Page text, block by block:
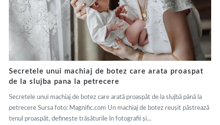
Secretele unui machiaj de botez care arata proaspat
de la slujba pana la petrecere
Secretele unui machiaj de botez care arată proaspăt de la slujbă până la
petrecere Sursa foto: Magnific.com Un machiaj de botez reușit păstrează
tenul proaspăt, definește trăsăturile în fotografii și...